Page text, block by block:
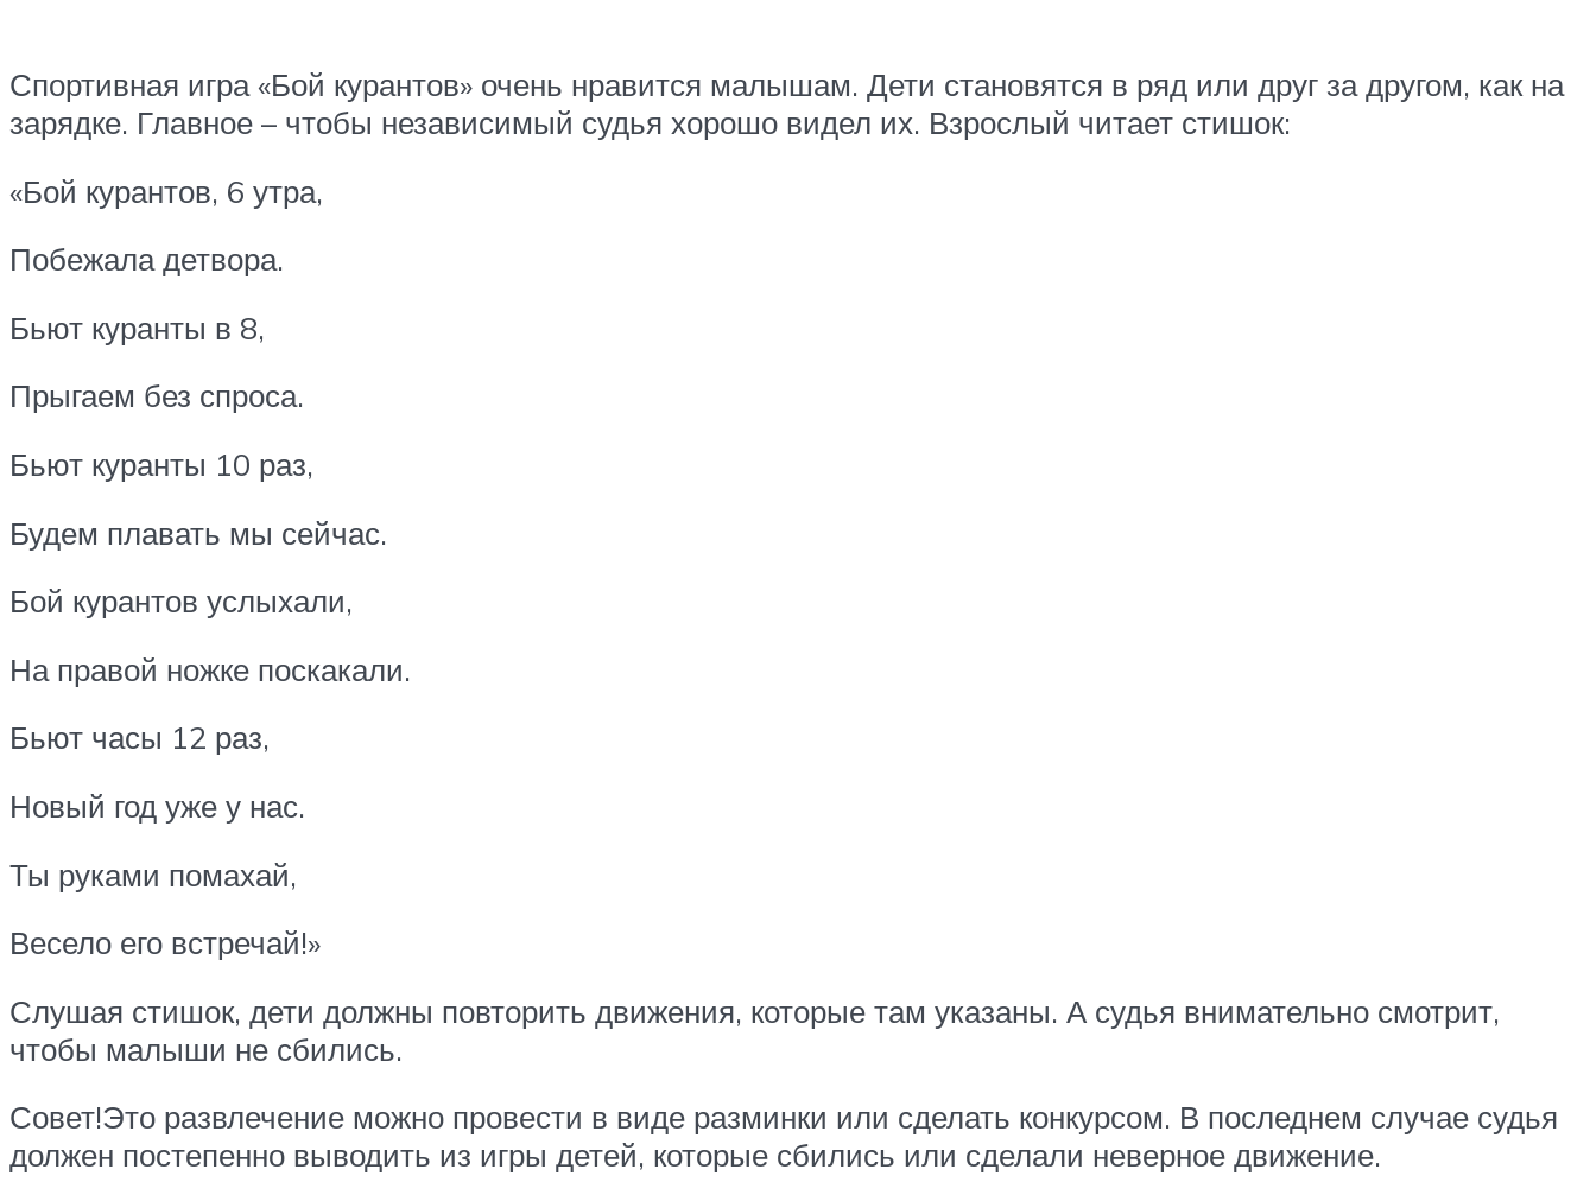
Спортивная игра «Бой курантов» очень нравится малышам. Дети становятся в ряд или друг за другом, как на
зарядке. Главное – чтобы независимый судья хорошо видел их. Взрослый читает стишок:
«Бой курантов, 6 утра,
Побежала детвора.
Бьют куранты в 8,
Прыгаем без спроса.
Бьют куранты 10 раз,
Будем плавать мы сейчас.
Бой курантов услыхали,
На правой ножке поскакали.
Бьют часы 12 раз,
Новый год уже у нас.
Ты руками помахай,
Весело его встречай!»
Слушая стишок, дети должны повторить движения, которые там указаны. А судья внимательно смотрит,
чтобы малыши не сбились.
Совет!Это развлечение можно провести в виде разминки или сделать конкурсом. В последнем случае судья
должен постепенно выводить из игры детей, которые сбились или сделали неверное движение.